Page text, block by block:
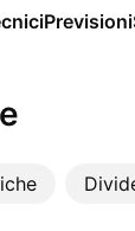
Previsioni